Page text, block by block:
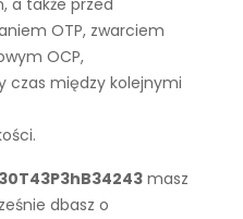
a także przed
OTP, zwarciem
OCP,
czas między kolejnymi
masz
dbasz o